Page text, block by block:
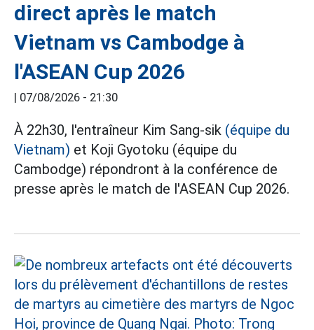
direct après le match
Vietnam vs Cambodge à
l'ASEAN Cup 2026
| 07/08/2026 - 21:30
À 22h30, l'entraîneur Kim Sang-sik (équipe du
Vietnam) et Koji Gyotoku (équipe du
Cambodge) répondront à la conférence de
presse après le match de l'ASEAN Cup 2026.